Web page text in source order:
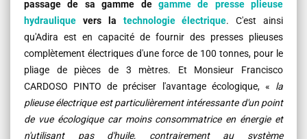
passage de sa gamme de gamme de presse plieuse
hydraulique vers la technologie électrique. C'est ainsi
qu'Adira est en capacité de fournir des presses plieuses
complètement électriques d'une force de 100 tonnes, pour le
pliage de pièces de 3 mètres. Et Monsieur Francisco
CARDOSO PINTO de préciser l'avantage écologique, « la
plieuse électrique est particulièrement intéressante d'un point
de vue écologique car moins consommatrice en énergie et
n'utilisant pas d'huile, contrairement au système